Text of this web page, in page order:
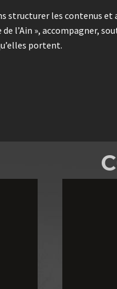
structurer les contenus et
de l’Ain », accompagner,
portent.